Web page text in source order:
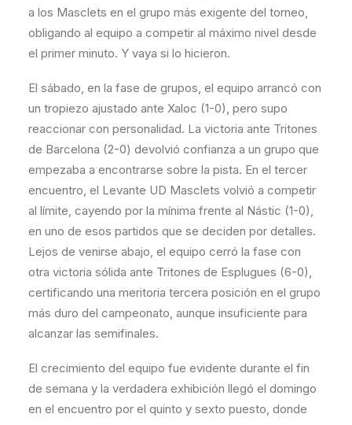
a los Masclets en el grupo más exigente del torneo,
obligando al equipo a competir al máximo nivel desde
el primer minuto. Y vaya si lo hicieron.
El sábado, en la fase de grupos, el equipo arrancó con
un tropiezo ajustado ante Xaloc (1-0), pero supo
reaccionar con personalidad. La victoria ante Tritones
de Barcelona (2-0) devolvió confianza a un grupo que
empezaba a encontrarse sobre la pista. En el tercer
encuentro, el Levante UD Masclets volvió a competir
al límite, cayendo por la mínima frente al Nástic (1-0),
en uno de esos partidos que se deciden por detalles.
Lejos de venirse abajo, el equipo cerró la fase con
otra victoria sólida ante Tritones de Esplugues (6-0),
certificando una meritoria tercera posición en el grupo
más duro del campeonato, aunque insuficiente para
alcanzar las semifinales.
El crecimiento del equipo fue evidente durante el fin
de semana y la verdadera exhibición llegó el domingo
en el encuentro por el quinto y sexto puesto, donde